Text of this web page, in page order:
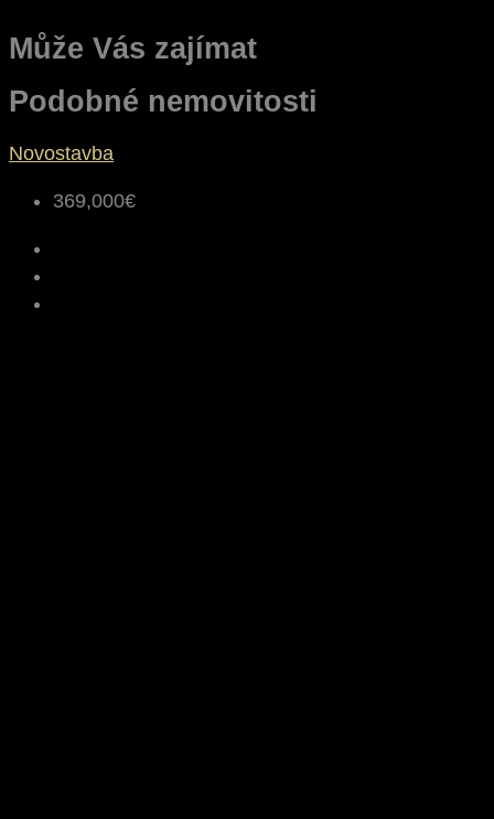
Může Vás zajímat
Podobné nemovitosti
Novostavba
369,000€